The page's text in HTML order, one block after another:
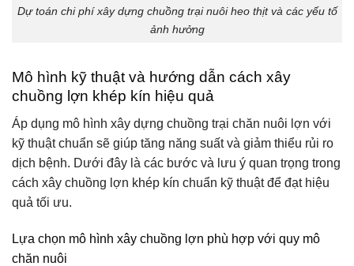
Dự toán chi phí xây dựng chuồng trại nuôi heo thịt và các yếu tố
ảnh hưởng
Mô hình kỹ thuật và hướng dẫn cách xây
chuồng lợn khép kín hiệu quả
Áp dụng mô hình xây dựng chuồng trại chăn nuôi lợn với
kỹ thuật chuẩn sẽ giúp tăng năng suất và giảm thiểu rủi ro
dịch bệnh. Dưới đây là các bước và lưu ý quan trọng trong
cách xây chuồng lợn khép kín chuẩn kỹ thuật để đạt hiệu
quả tối ưu.
Lựa chọn mô hình xây chuồng lợn phù hợp với quy mô
chăn nuôi